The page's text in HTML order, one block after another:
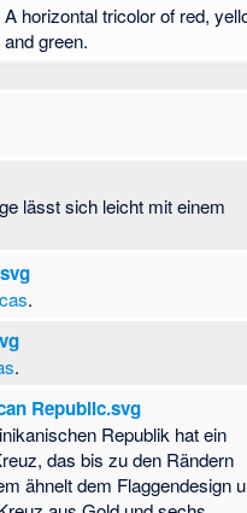
A horizontal tricolor of red,
and green.
lässt sich leicht mit einem
.
.
Republic.svg
Republik hat ein
das bis zu den Rändern
ähnelt dem Flaggendesign